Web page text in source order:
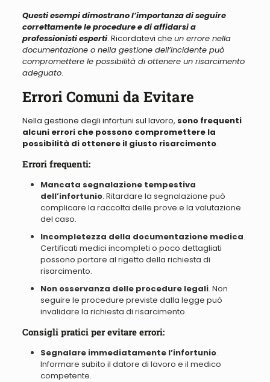
Questi esempi dimostrano l’importanza di seguire
correttamente le procedure e di affidarsi a
professionisti esperti. Ricordatevi che un errore nella
documentazione o nella gestione dell’incidente può
compromettere le possibilità di ottenere un risarcimento
adeguato.
Errori Comuni da Evitare
Nella gestione degli infortuni sul lavoro, sono frequenti
alcuni errori che possono compromettere la
possibilità di ottenere il giusto risarcimento.
Errori frequenti:
Mancata segnalazione tempestiva
dell’infortunio. Ritardare la segnalazione può
complicare la raccolta delle prove e la valutazione
del caso.
Incompletezza della documentazione medica.
Certificati medici incompleti o poco dettagliati
possono portare al rigetto della richiesta di
risarcimento.
Non osservanza delle procedure legali. Non
seguire le procedure previste dalla legge può
invalidare la richiesta di risarcimento.
Consigli pratici per evitare errori:
Segnalare immediatamente l’infortunio.
Informare subito il datore di lavoro e il medico
competente.